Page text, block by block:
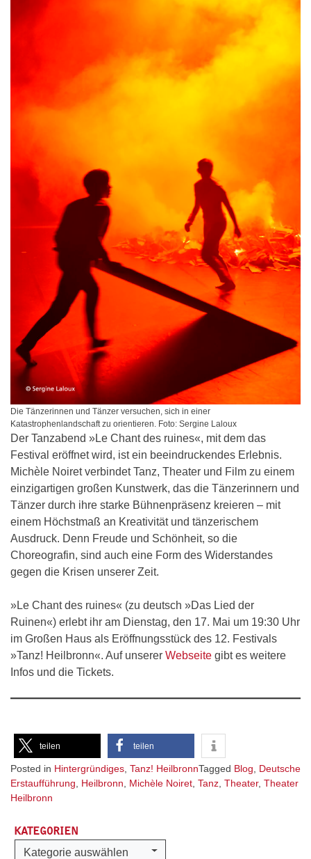
Die Tänzerinnen und Tänzer versuchen, sich in einer
Katastrophenlandschaft zu orientieren. Foto: Sergine Laloux
Der Tanzabend »Le Chant des ruines«, mit dem das
Festival eröffnet wird, ist ein beeindruckendes Erlebnis.
Michèle Noiret verbindet Tanz, Theater und Film zu einem
einzigartigen großen Kunstwerk, das die Tänzerinnern und
Tänzer durch ihre starke Bühnenpräsenz kreieren – mit
einem Höchstmaß an Kreativität und tänzerischem
Ausdruck. Denn Freude und Schönheit, so die
Choreografin, sind auch eine Form des Widerstandes
gegen die Krisen unserer Zeit.
»Le Chant des ruines« (zu deutsch »Das Lied der
Ruinen«) erlebt ihr am Dienstag, den 17. Mai um 19:30 Uhr
im Großen Haus als Eröffnungsstück des 12. Festivals
»Tanz! Heilbronn«. Auf unserer Webseite gibt es weitere
Infos und die Tickets.
teilen teilen
Posted in Hintergründiges Tanz! HeilbronnTagged Blog
Deutsche
Erstaufführung
Heilbronn Michèle Noiret Tanz Theater, Theater
Heilbronn
KATEGORIEN
Kategorien
Kategorie auswählen